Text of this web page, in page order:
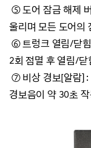
⑤도어 잠금 해제
울리며모든 도어의
⑥트렁크 열림/닫
2회 점멸 후 열림/닫
⑦ 비상 경보[알람]
경보음이 약 30초